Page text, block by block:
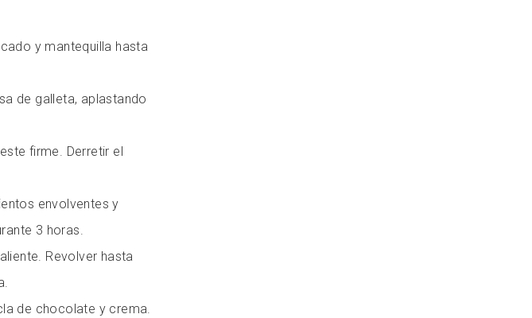
y mantequilla hasta
de galleta, aplastando
firme. Derretir el
envolventes y
3 horas.
Revolver hasta
de chocolate y crema.